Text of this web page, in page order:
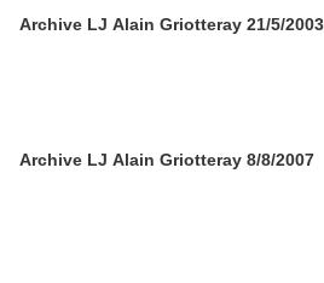
Archive LJ Alain Griotteray 21/5/2003
Archive LJ Alain Griotteray 8/8/2007